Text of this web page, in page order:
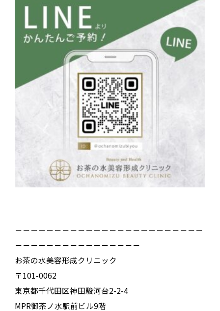
－－－－－－－－－－－－－－－－－－－－－－－－
－－－－－－－－－－－－－－－－
お茶の水美容形成クリニック
〒101-0062
東京都千代田区神田駿河台2-2-4
MPR御茶ノ水駅前ビル9階